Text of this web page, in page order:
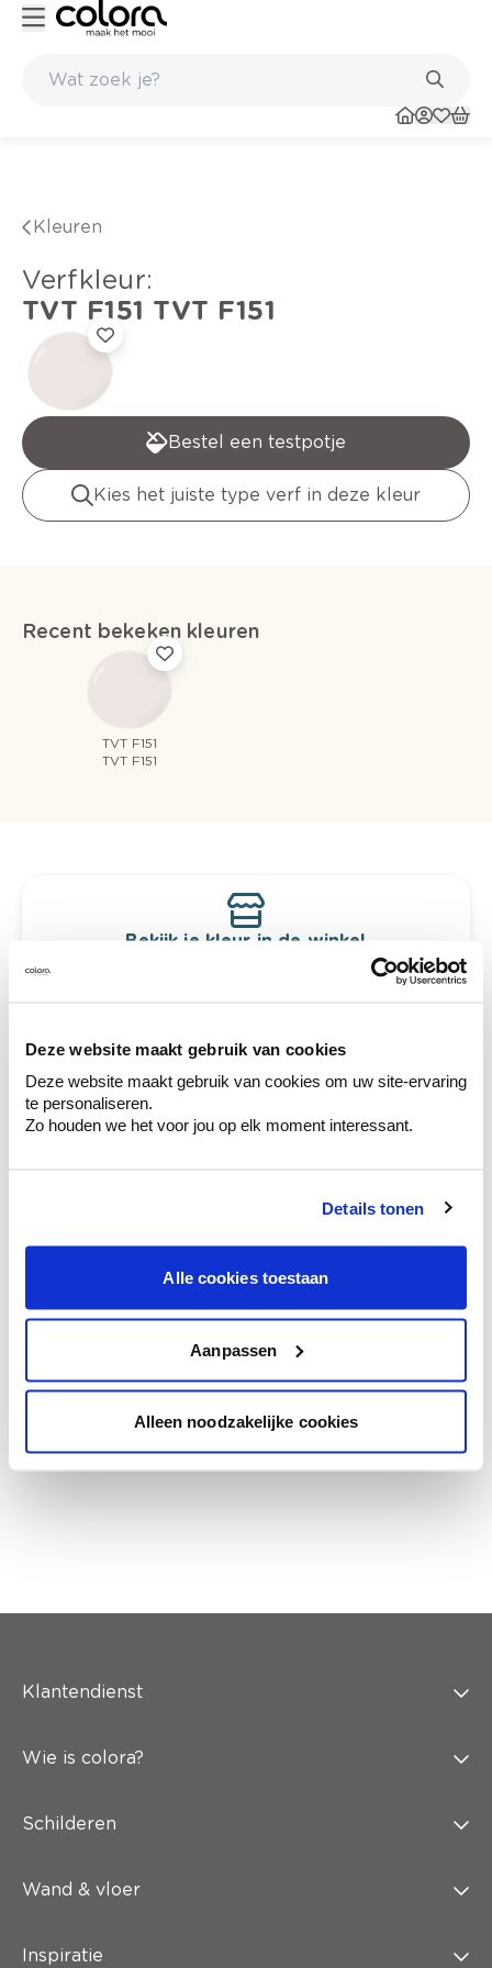
Deze website maakt gebruik van cookies
Deze website maakt gebruik van cookies om uw site-ervaring
te personaliseren.
Zo houden we het voor jou op elk moment interessant.
Details tonen
Alle cookies toestaan
Aanpassen
Alleen noodzakelijke cookies
Kleuren
verfkleur:
TVT F151 TVT F151
Bestel een testpotje
Kies het juiste type verf in deze kleur
Recent bekeken kleuren
TVT F151
TVT F151
Bekijk je kleur in de winkel
Ontdek er kleurechte stalen van je
te verfijnen.
Krijg persoonlijk advies om kleuren te
combineren.
Krijg kleuradvies op basis van de lichtinval
en je meubels.
Krijg ineens een technologische check-up
Klantendienst
Wie is colora?
Schilderen
Wand & vloer
Inspiratie